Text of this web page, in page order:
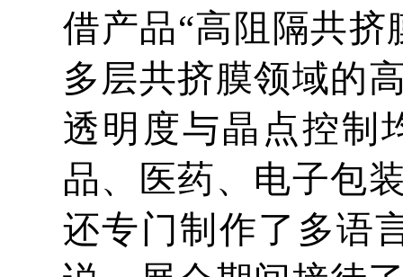
借产品“高阻隔共
多层共挤膜领域的
透明度与晶点控制
品、医药、电子包
还专门制作了多语